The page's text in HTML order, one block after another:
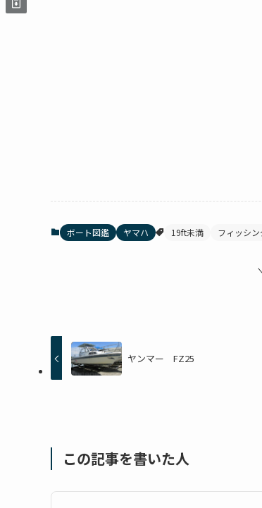
ボート図鑑 ヤマハ 19ft未満 フィッシン
ヤンマー FZ25
この記事を書いた人